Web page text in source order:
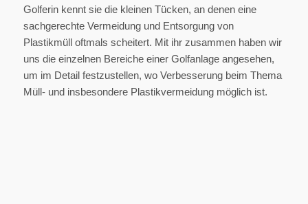
Golferin kennt sie die kleinen Tücken, an denen eine
sachgerechte Vermeidung und Entsorgung von
Plastikmüll oftmals scheitert. Mit ihr zusammen haben wir
uns die einzelnen Bereiche einer Golfanlage angesehen,
um im Detail festzustellen, wo Verbesserung beim Thema
Müll- und insbesondere Plastikvermeidung möglich ist.